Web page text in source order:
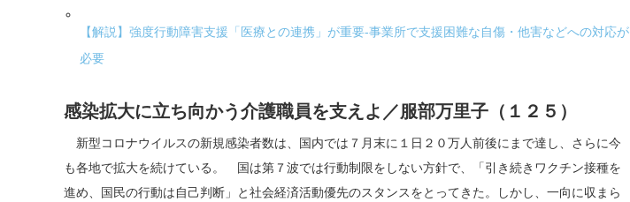
【解説】強度行動障害支援「医療との連携」が重要-事業所で支援困難な自傷・他害などへの対応が
必要
感染拡大に立ち向かう介護職員を支えよ／服部万里子（１２５）
新型コロナウイルスの新規感染者数は、国内では７月末に１日２０万人前後にまで達し、さらに今
も各地で拡大を続けている。 国は第７波では行動制限をしない方針で、「引き続きワクチン接種を
進め、国民の行動は自己判断」と社会経済活動優先のスタンスをとってきた。しかし、一向に収まら